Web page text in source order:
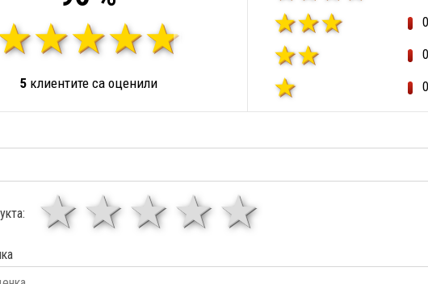
5клиентите са оценили
4 звезди
3 звезди
звезди
1 звезда